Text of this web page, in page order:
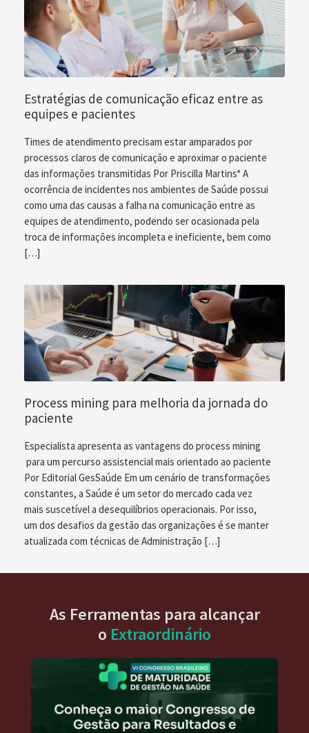
Estratégias de comunicação eficaz entre as
equipes e pacientes
Times de atendimento precisam estar amparados por
processos claros de comunicação e aproximar o paciente
das informações transmitidas Por Priscilla Martins* A
ocorrência de incidentes nos ambientes de Saúde possui
como uma das causas a falha na comunicação entre as
equipes de atendimento, podendo ser ocasionada pela
troca de informações incompleta e ineficiente, bem como
[…]
Process mining para melhoria da jornada do
paciente
Especialista apresenta as vantagens do process mining
para um percurso assistencial mais orientado ao paciente
Por Editorial GesSaúde Em um cenário de transformações
constantes, a Saúde é um setor do mercado cada vez
mais suscetível a desequilíbrios operacionais. Por isso,
um dos desafios da gestão das organizações é se manter
atualizada com técnicas de Administração […]
As Ferramentas para alcançar
o Extraordinário